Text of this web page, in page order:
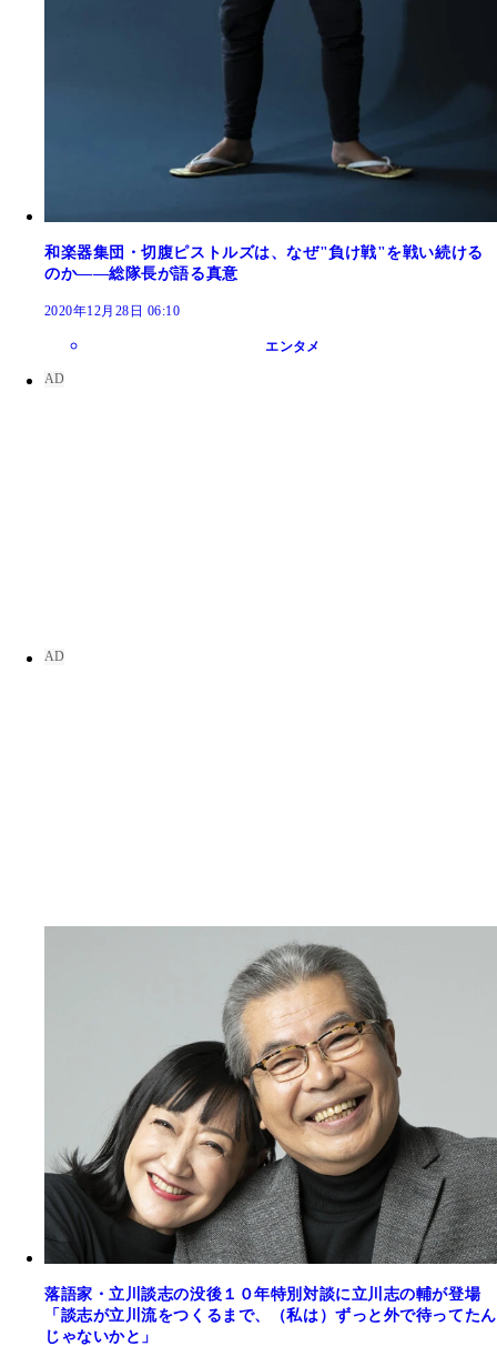
和楽器集団・切腹ピストルズは、なぜ"負け戦"を戦い続ける
のか――総隊長が語る真意
2020年12月28日 06:10
エンタメ
落語家・立川談志の没後１０年特別対談に立川志の輔が登場
「談志が立川流をつくるまで、（私は）ずっと外で待ってたん
じゃないかと」